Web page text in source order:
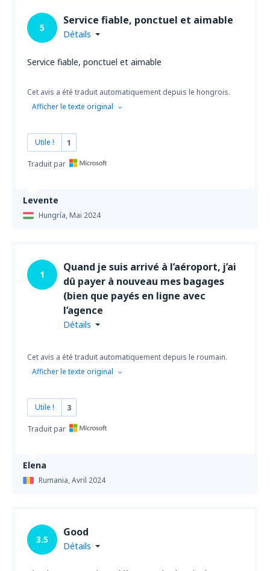
Levente
Hungría,Mai 2024
5
Service fiable, ponctuel et aimable
Détails
Service fiable, ponctuel et aimable
Cet avis a été traduit automatiquement depuis le hongrois.
Afficher le texte original
Utile ! 1
Traduit par
Elena
Rumania,Avril 2024
1
Quand je suis arrivé à l’aéroport, j’ai
dû payer à nouveau mes bagages
(bien que payés en ligne avec
l’agence
Détails
Cet avis a été traduit automatiquement depuis le roumain.
Afficher le texte original
Utile ! 3
Traduit par
3.5
Good
Détails